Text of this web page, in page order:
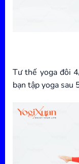
Tư thế yoga đôi
bạn tập yoga sau